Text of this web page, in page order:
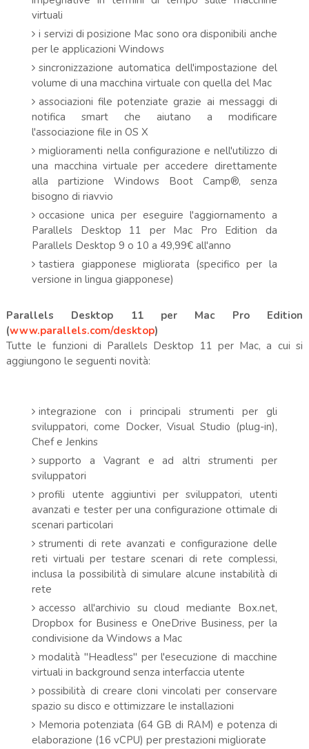
virtuali
i servizi di posizione Mac sono ora disponibili anche
per le applicazioni Windows
sincronizzazione automatica dell'impostazione del
volume di una macchina virtuale con quella del Mac
associazioni file potenziate grazie ai messaggi di
notifica smart che aiutano a modificare
l'associazione file in OS X
miglioramenti nella configurazione e nell'utilizzo di
una macchina virtuale per accedere direttamente
alla partizione Windows Boot Camp®, senza
bisogno di riavvio
occasione unica per eseguire l'aggiornamento a
Parallels Desktop 11 per Mac Pro Edition da
Parallels Desktop 9 o 10 a 49,99€ all'anno
tastiera giapponese migliorata (specifico per la
versione in lingua giapponese)
Parallels Desktop 11 per Mac Pro Edition
(www.parallels.com/desktop)
Tutte le funzioni di Parallels Desktop 11 per Mac, a cui si
aggiungono le seguenti novità:
integrazione con i principali strumenti per gli
sviluppatori, come Docker, Visual Studio (plug-in),
Chef e Jenkins
supporto a Vagrant e ad altri strumenti per
sviluppatori
profili utente aggiuntivi per sviluppatori, utenti
avanzati e tester per una configurazione ottimale di
scenari particolari
strumenti di rete avanzati e configurazione delle
reti virtuali per testare scenari di rete complessi,
inclusa la possibilità di simulare alcune instabilità di
rete
accesso all'archivio su cloud mediante Box.net,
Dropbox for Business e OneDrive Business, per la
condivisione da Windows a Mac
modalità "Headless" per l'esecuzione di macchine
virtuali in background senza interfaccia utente
possibilità di creare cloni vincolati per conservare
spazio su disco e ottimizzare le installazioni
Memoria potenziata (64 GB di RAM) e potenza di
elaborazione (16 vCPU) per prestazioni migliorate